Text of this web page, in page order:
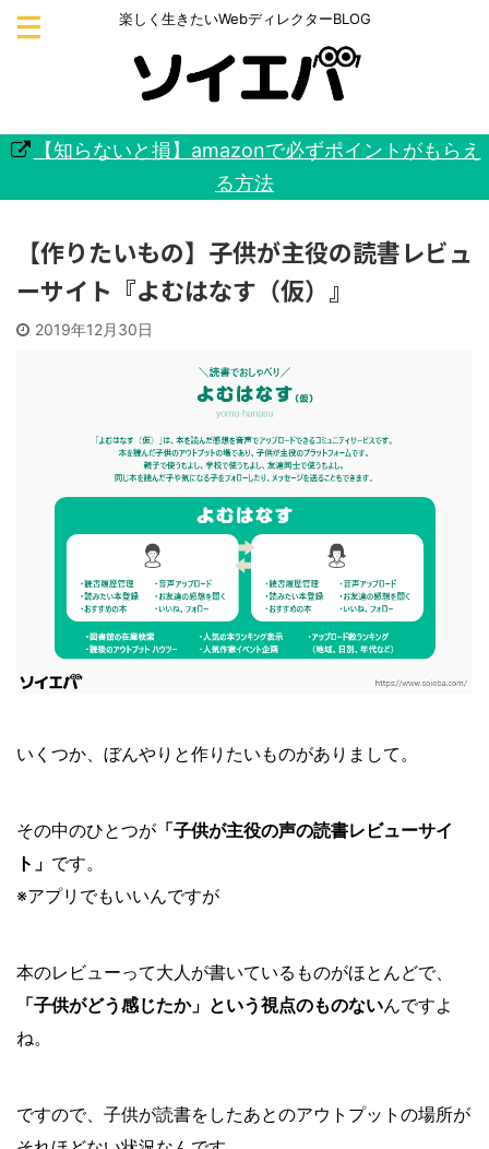
楽しく生きたいWebディレクターBLOG
【知らないと損】amazonで必ずポイントがもらえ
る方法
【作りたいもの】子供が主役の読書レビュ
ーサイト『よむはなす（仮）』
2019年12月30日
いくつか、ぼんやりと作りたいものがありまして。
その中のひとつが 「子供が主役の声の読書レビューサイ
ト」 です。
※アプリでもいいんですが
本のレビューって大人が書いているものがほとんどで、
「子供がどう感じたか」という視点のものないんですよ
ね。
ですので、子供が読書をしたあとのアウトプットの場所が